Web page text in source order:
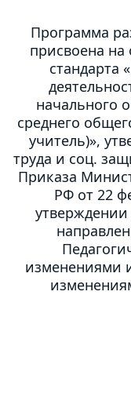
Программа
присвоена на
стандарта
начального
среднего
учитель)»,
труда и соц.
Приказа
РФ от 22
изменениями